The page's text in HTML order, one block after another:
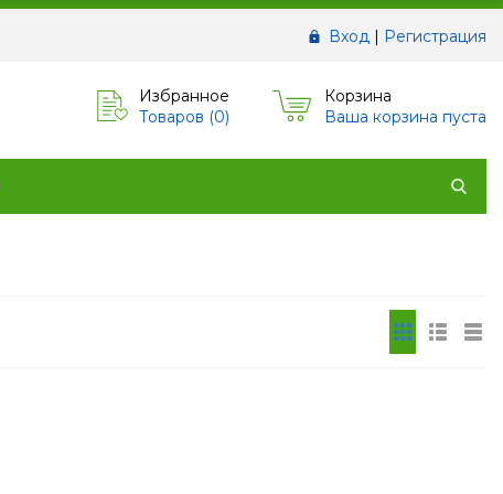
Вход | Регистрация
Избранное
Товаров (0)
Корзина
Ваша корзина пуста